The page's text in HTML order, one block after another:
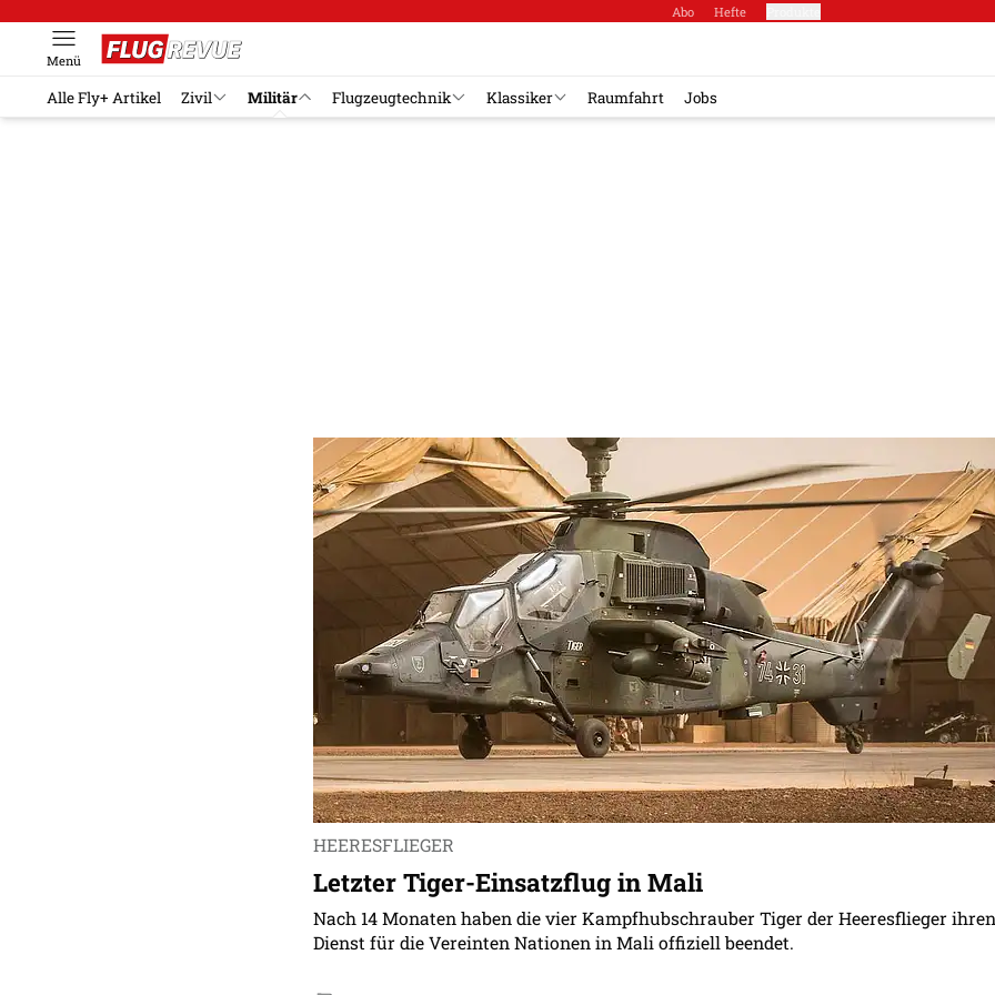
Abo Hefte
Menü
Alle Fly+ Artikel Zivil Militär Flugzeugtechnik Klassiker Raumfahrt Jobs
HEERESFLIEGER
Letzter Tiger-Einsatzflug in Mali
Nach 14 Monaten haben die vier Kampfhubschrauber Tiger der Heeresflieger ihren
Dienst für die Vereinten Nationen in Mali offiziell beendet.